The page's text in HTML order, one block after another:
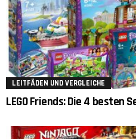
LEITFÄDEN UND VERGLEICHE
LEGO Friends: Die 4 besten